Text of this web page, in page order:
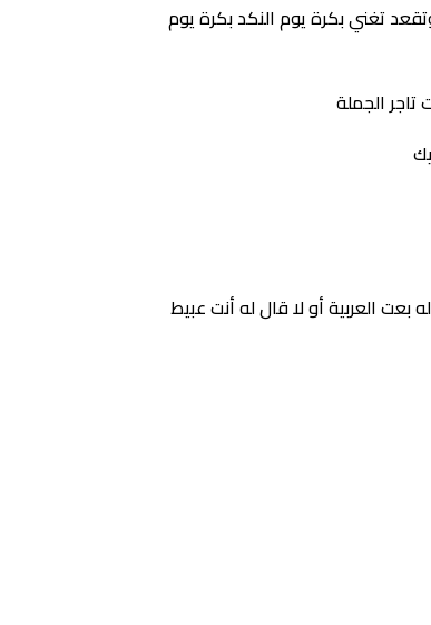
تغني بكرة يوم النكد بكرة يوم
العربية أو لا قال له أنت عبيط